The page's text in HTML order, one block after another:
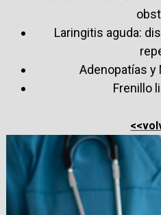
Laringitis aguda:
Adenopatías y
Frenillo